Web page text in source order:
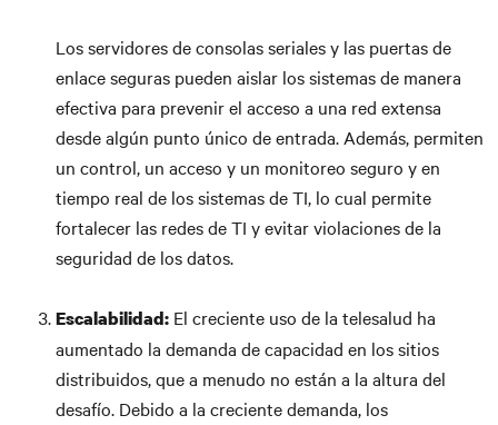
Los servidores de consolas seriales y las puertas de
enlace seguras pueden aislar los sistemas de manera
efectiva para prevenir el acceso a una red extensa
desde algún punto único de entrada. Además, permiten
un control, un acceso y un monitoreo seguro y en
tiempo real de los sistemas de TI, lo cual permite
fortalecer las redes de TI y evitar violaciones de la
seguridad de los datos.
Escalabilidad: El creciente uso de la telesalud ha
aumentado la demanda de capacidad en los sitios
distribuidos, que a menudo no están a la altura del
desafío. Debido a la creciente demanda, los